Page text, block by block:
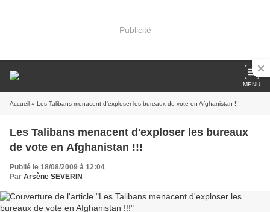
Publicité
MENU
Accueil » Les Talibans menacent d'exploser les bureaux de vote en Afghanistan !!!
Les Talibans menacent d'exploser les bureaux
de vote en Afghanistan !!!
Publié le 18/08/2009 à 12:04
Par Arsène SEVERIN